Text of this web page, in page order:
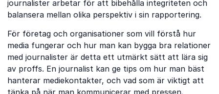
journalister arbetar för att bibehålla integriteten och
balansera mellan olika perspektiv i sin rapportering.
För företag och organisationer som vill förstå hur
media fungerar och hur man kan bygga bra relationer
med journalister är detta ett utmärkt sätt att lära sig
av proffs. En journalist kan ge tips om hur man bäst
hanterar mediekontakter, och vad som är viktigt att
tänka på när man kommunicerar med pressen.